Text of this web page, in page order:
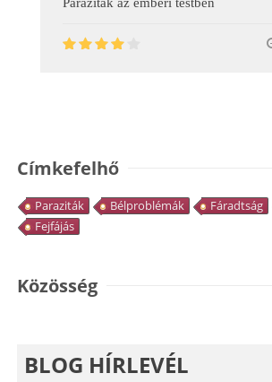
Paraziták az emberi testben
Címkefelhő
Paraziták Bélproblémák Fáradtság
Fejfájás
Közösség
BLOG HÍRLEVÉL